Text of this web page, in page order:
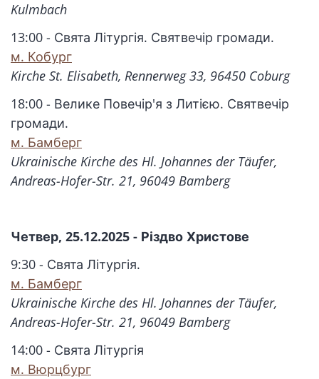
Kulmbach
13:00 - Свята Літургія. Святвечір громади.
м. Кобург
Kirche St. Elisabeth, Rennerweg 33, 96450 Coburg
18:00 - Велике Повечір'я з Литією. Святвечір
громади.
м. Бамберг
Ukrainische Kirche des Hl. Johannes der Täufer,
Andreas-Hofer-Str. 21, 96049 Bamberg
Четвер, 25.12.2025 - Різдво Христове
9:30 - Свята Літургія.
м. Бамберг
Ukrainische Kirche des Hl. Johannes der Täufer,
Andreas-Hofer-Str. 21, 96049 Bamberg
14:00 - Свята Літургія
м. Вюрцбург